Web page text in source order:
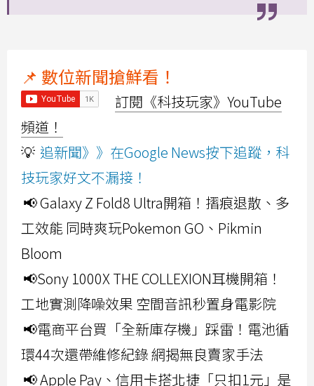
📌 數位新聞搶鮮看！
訂閱《科技玩家》YouTube
頻道！
💡 追新聞》》在Google News按下追蹤，科
技玩家好文不漏接！
📢 Galaxy Z Fold8 Ultra開箱！摺痕退散、多
工效能 同時爽玩Pokemon GO、Pikmin
Bloom
📢Sony 1000X THE COLLEXION耳機開箱！
工地實測降噪效果 空間音訊秒置身電影院
📢電商平台買「全新庫存機」踩雷！電池循
環44次還帶維修紀錄 網揭無良賣家手法
📢 Apple Pay、信用卡搭北捷「只扣1元」是